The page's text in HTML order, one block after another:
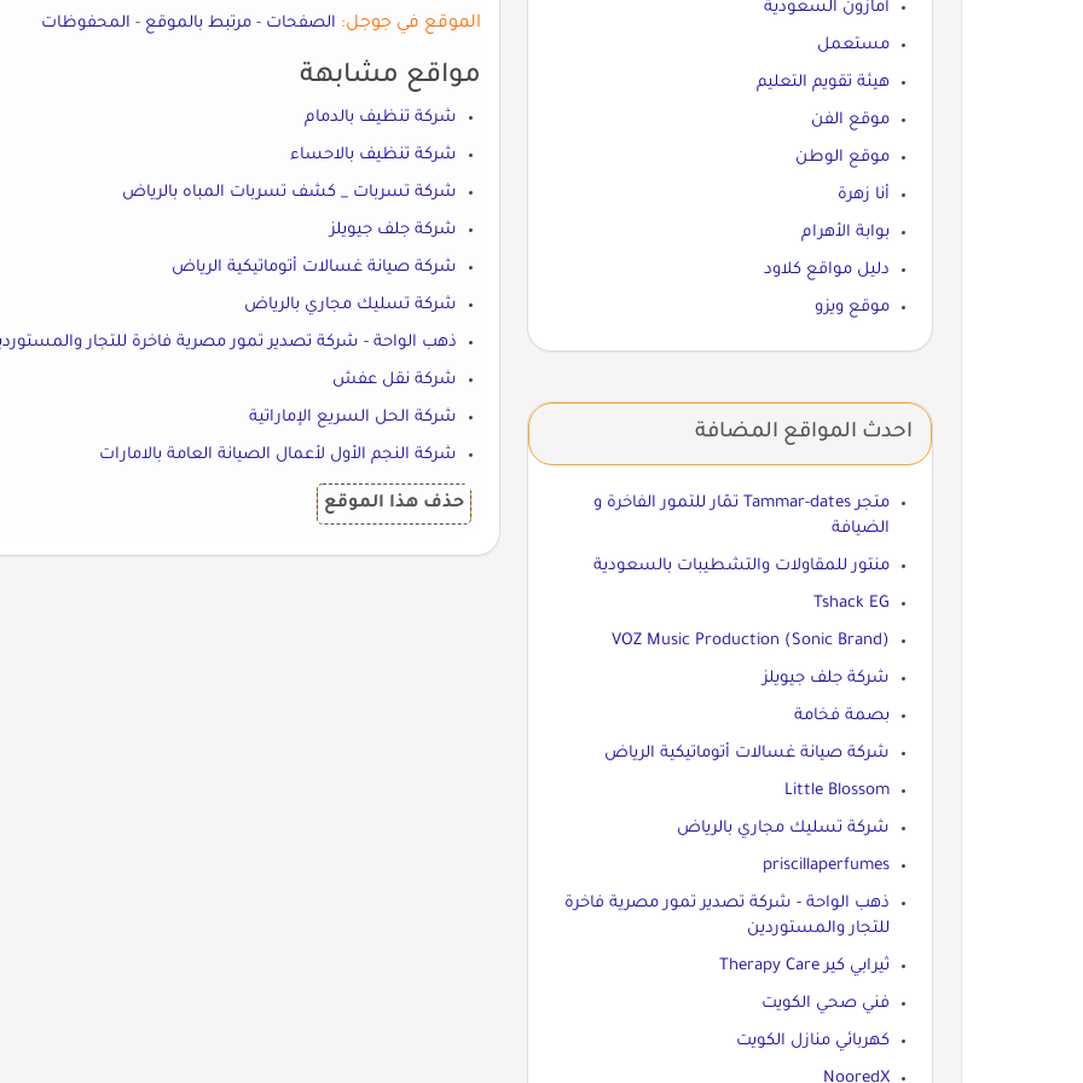
الموقع في جوجل: الصفحات - مرتبط بالموقع - المحفوظات
مواقع مشابهة
شركة تنظيف بالدمام
شركة تنظيف بالاحساء
شركة تسربات _ كشف تسربات المباه بالرياض
شركة جلف جيويلز
شركة صيانة غسالات أتوماتيكية الرياض
شركة تسليك مجاري بالرياض
ذهب الواحة - شركة تصدير تمور مصرية فاخرة للتجار
شركة نقل عفش
شركة الحل السريع الإماراتية
شركة النجم الأول لأعمال الصيانة العامة بالامارات
حذف هذا الموقع
أمازون السعودية
مستعمل
هيئة تقويم التعليم
موقع الفن
موقع الوطن
أنا زهرة
بوابة الأهرام
دليل مواقع كلاود
موقع ويزو
احدث المواقع المضافة
متجر Tammar-dates تمّار للتمور الفاخرة و
الضيافة
منتور للمقاولات والتشطيبات بالسعودية
Tshack EG
VOZ Music Production (Sonic Brand)
شركة جلف جيويلز
بصمة فخامة
شركة صيانة غسالات أتوماتيكية الرياض
Little Blossom
شركة تسليك مجاري بالرياض
priscillaperfumes
ذهب الواحة - شركة تصدير تمور مصرية فاخرة
للتجار والمستوردين
ثيرابي كير Therapy Care
فني صحي الكويت
كهربائي منازل الكويت
NooredX